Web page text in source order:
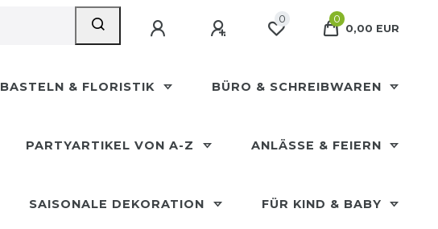
0
0
0,00 EUR
BASTELN & FLORISTIK BÜRO & SCHREIBWAREN
PARTYARTIKEL VON A-Z ANLÄSSE & FEIERN
SAISONALE DEKORATION FÜR KIND & BABY